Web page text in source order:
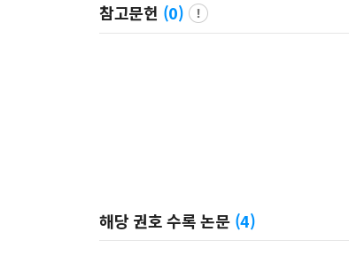
참고문헌 (0)
해당 권호 수록 논문 (4)